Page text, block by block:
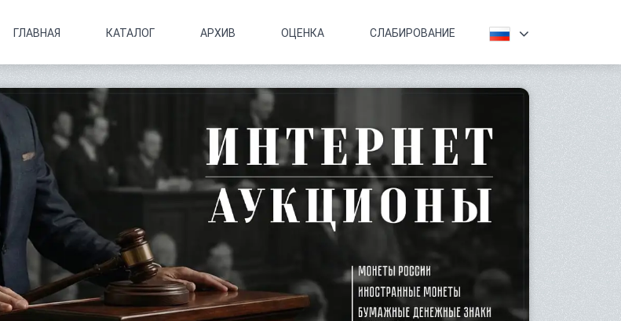
ГЛАВНАЯ КАТАЛОГ АРХИВ ОЦЕНКА СЛАБИРОВАНИЕ